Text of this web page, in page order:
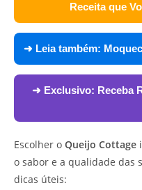
Receita que
➜ Leia também:
➜ Exclusivo: Receba
Escolher o Queijo Cottage
o sabor e a qualidade das
dicas úteis: